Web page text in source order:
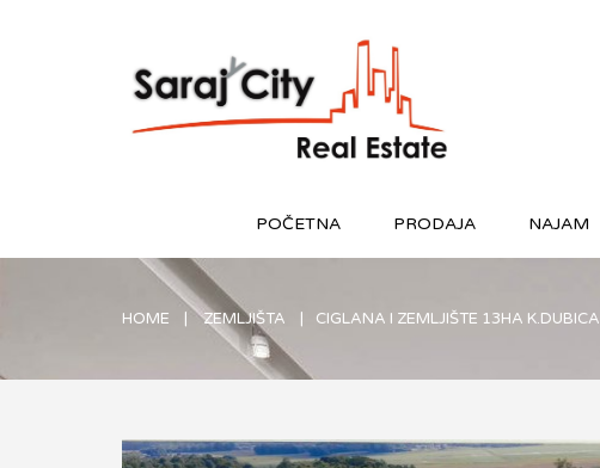
POČETNA PRODAJA NAJAM
HOME ZEMLJIŠTA CIGLANA I ZEMLJIŠTE 13HA K.DUBICA